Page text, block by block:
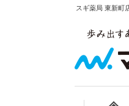
スギ薬局 東新町